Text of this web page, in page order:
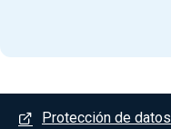
Menú del pie
Protección de datos